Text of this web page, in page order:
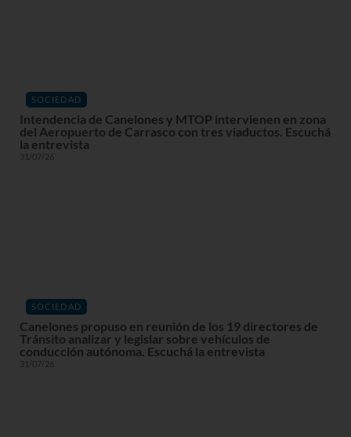
SOCIEDAD
Intendencia de Canelones y MTOP intervienen en zona
del Aeropuerto de Carrasco con tres viaductos. Escuchá
la entrevista
31/07/26
SOCIEDAD
Canelones propuso en reunión de los 19 directores de
Tránsito analizar y legislar sobre vehículos de
conducción autónoma. Escuchá la entrevista
31/07/26